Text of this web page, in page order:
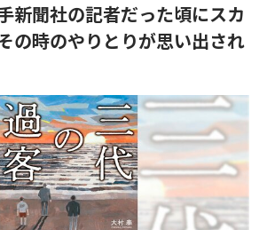
新聞社の記者だった頃にスカ
の時のやりとりが思い出され